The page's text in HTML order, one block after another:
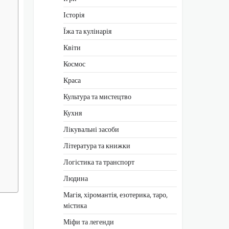
Історія
Їжа та кулінарія
Квіти
Космос
Краса
Культура та мистецтво
Кухня
Лікувальні засоби
Література та книжки
Логістика та транспорт
Людина
Магія, хіромантія, езотерика, таро,
містика
Міфи та легенди